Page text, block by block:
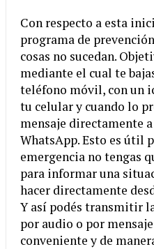
Con respecto a esta
programa de
cosas no sucedan.
mediante el cual te
teléfono móvil, con un
tu celular y cuando lo
mensaje directamente
WhatsApp. Esto es útil
emergencia no tengas
para informar una
hacer directamente
Y así podés transmitir
por audio o por
conveniente y de